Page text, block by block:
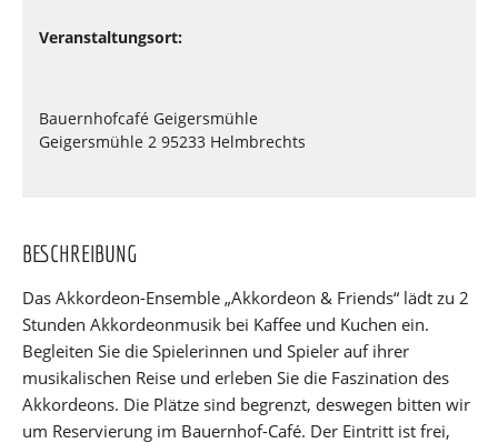
Veranstaltungsort:
Bauernhofcafé Geigersmühle
Geigersmühle 2 95233 Helmbrechts
BESCHREIBUNG
Das Akkordeon-Ensemble „Akkordeon & Friends“ lädt zu 2
Stunden Akkordeonmusik bei Kaffee und Kuchen ein.
Begleiten Sie die Spielerinnen und Spieler auf ihrer
musikalischen Reise und erleben Sie die Faszination des
Akkordeons. Die Plätze sind begrenzt, deswegen bitten wir
um Reservierung im Bauernhof-Café. Der Eintritt ist frei,